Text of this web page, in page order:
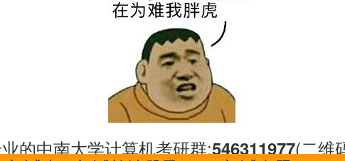
的中南大学计算机考研群:546311977(二维